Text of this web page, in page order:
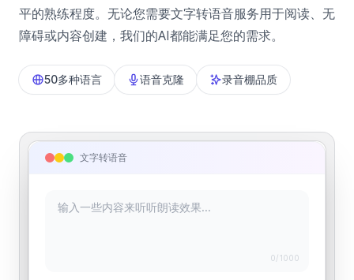
平的熟练程度。无论您需要文字转语音服务用于阅读、无
障碍或内容创建，我们的AI都能满足您的需求。
50多种语言 语音克隆 录音棚品质
文字转语音
0/1000